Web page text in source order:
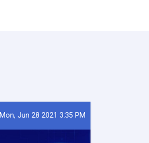
Mon, Jun 28 2021 3:35 PM